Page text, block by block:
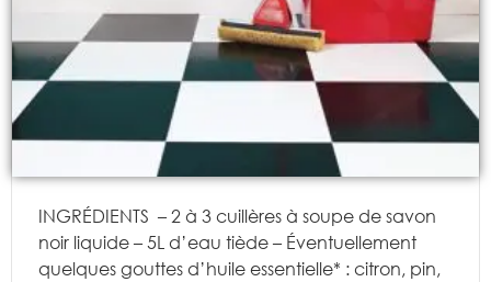
INGRÉDIENTS – 2 à 3 cuillères à soupe de savon
noir liquide – 5L d’eau tiède – Éventuellement
quelques gouttes d’huile essentielle* : citron, pin,